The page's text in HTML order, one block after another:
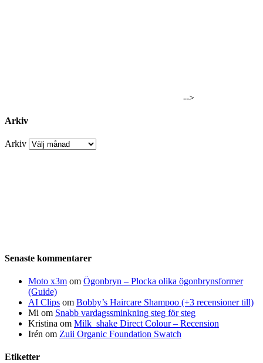
-->
Arkiv
Arkiv
Senaste kommentarer
Moto x3m om Ögonbryn – Plocka olika ögonbrynsformer
(Guide)
AI Clips om Bobby’s Haircare Shampoo (+3 recensioner till)
Mi om Snabb vardagssminkning steg för steg
Kristina om Milk_shake Direct Colour – Recension
Irén om Zuii Organic Foundation Swatch
Etiketter